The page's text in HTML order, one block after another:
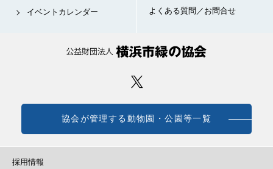
イベントカレンダー
よくある質問／お問合せ
協会が管理する動物園・公園等一覧
採用情報